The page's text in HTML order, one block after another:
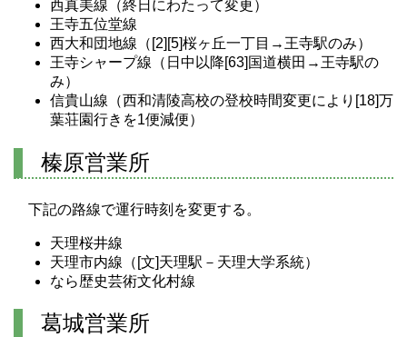
西真美線（終日にわたって変更）
王寺五位堂線
西大和団地線（[2][5]桜ヶ丘一丁目→王寺駅のみ）
王寺シャープ線（日中以降[63]国道横田→王寺駅の
み）
信貴山線（西和清陵高校の登校時間変更により[18]万
葉荘園行きを1便減便）
榛原営業所
下記の路線で運行時刻を変更する。
天理桜井線
天理市内線（[文]天理駅－天理大学系統）
なら歴史芸術文化村線
葛城営業所